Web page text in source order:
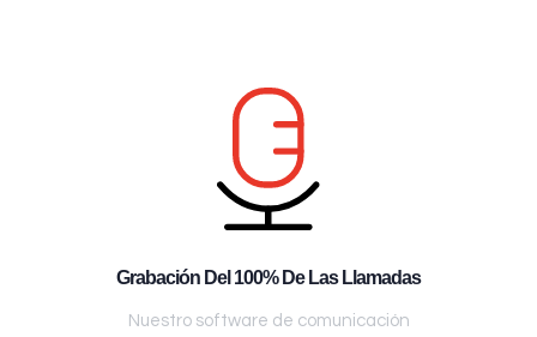
Grabación Del 100% De Las Llamadas
Nuestro software de comunicación